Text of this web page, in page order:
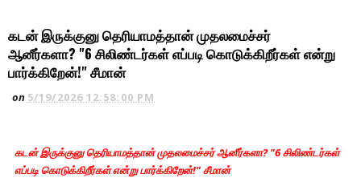
கடன் இருக்குனு தெரியாமத்தான் முதலமைச்சர்
ஆனீர்களா? "6 சிலிண்டர்கள் எப்படி கொடுக்கிறீர்கள் என்று
பார்க்கிறேன்!" சீமான்
on 5/19/2026 12:58:00 PM
கடன் இருக்குனு தெரியாமத்தான் முதலமைச்சர் ஆனீர்களா? "6 சிலிண்டர்கள்
எப்படி கொடுக்கிறீர்கள் என்று பார்க்கிறேன்!" சீமான்